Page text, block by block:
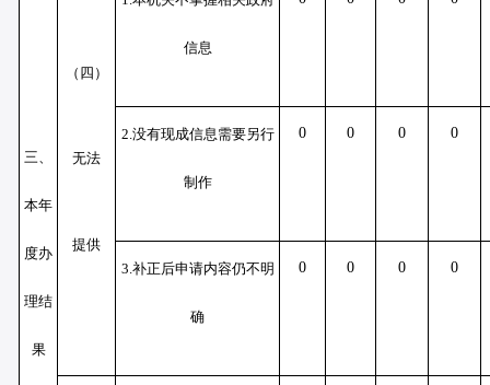
三、
本年
度办
理结
果
（四）
无法
提供
信息
2.没有现成信息需要另行
制作
0 0 0 0
3.补正后申请内容仍不明
确
0 0 0 0